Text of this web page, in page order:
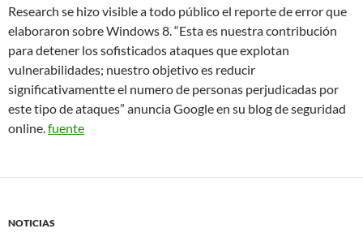
Research se hizo visible a todo público el reporte de error que
elaboraron sobre Windows 8. “Esta es nuestra contribución
para detener los sofisticados ataques que explotan
vulnerabilidades; nuestro objetivo es reducir
significativamentte el numero de personas perjudicadas por
este tipo de ataques” anuncia Google en su blog de seguridad
online.fuente
NOTICIAS